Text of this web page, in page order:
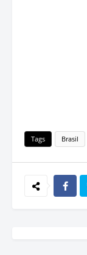
Tags Brasil